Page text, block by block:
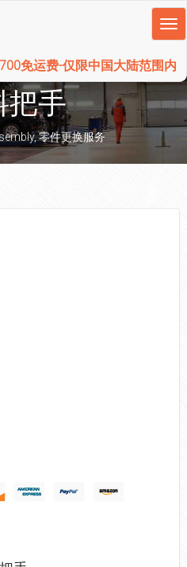
免运费-仅限中国大陆范围内
把手
,零件更换服务